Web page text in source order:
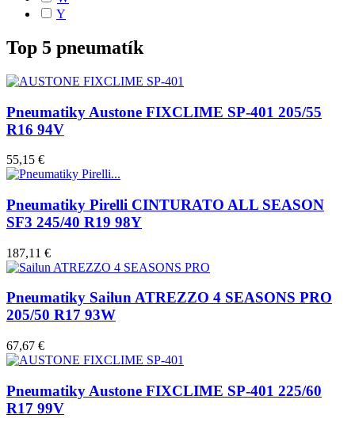
Y
Top 5 pneumatík
Pneumatiky Austone FIXCLIME SP-401 205/55
R16 94V
55,15 €
Pneumatiky Pirelli CINTURATO ALL SEASON
SF3 245/40 R19 98Y
187,11 €
Pneumatiky Sailun ATREZZO 4 SEASONS PRO
205/50 R17 93W
67,67 €
Pneumatiky Austone FIXCLIME SP-401 225/60
R17 99V